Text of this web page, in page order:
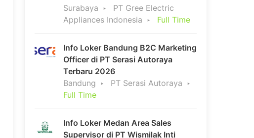
Surabaya
PT Gree Electric
Appliances Indonesia
Full Time
Info Loker Bandung B2C Marketing
Officer di PT Serasi Autoraya
Terbaru 2026
Bandung
PT Serasi Autoraya
Full Time
Info Loker Medan Area Sales
Supervisor di PT Wismilak Inti